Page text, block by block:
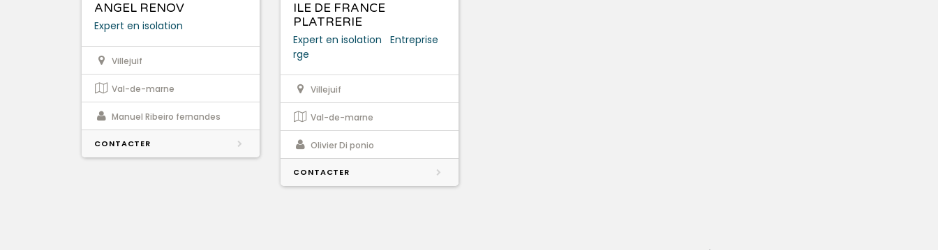
ANGEL RENOV
Expert en isolation
Villejuif
Val-de-marne
Manuel Ribeiro fernandes
CONTACTER
ILE DE FRANCE
PLATRERIE
Expert en isolation
Entreprise
rge
Villejuif
Val-de-marne
Olivier Di ponio
CONTACTER